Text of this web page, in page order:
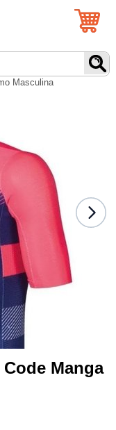
Masculina
Manga